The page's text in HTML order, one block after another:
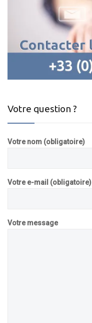
Votre question ?
Votre nom (obligatoire)
Votre e-mail (obligatoire)
Votre message